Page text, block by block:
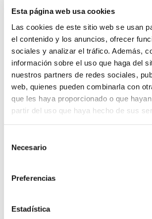
Esta página web usa cookies
Las cookies de este sitio web se usan
el contenido y los anuncios, ofrecer
sociales y analizar el tráfico. Además,
información sobre el uso que haga del
nuestros partners de redes sociales,
web, quienes pueden combinarla con
que les haya proporcionado o que
partir del uso que haya hecho de sus
Necesario
Preferencias
Estadística
Modificación
de la Tasa por
Agua Potable y
tarifas año 2025
4 noviembre, 2024
Aprobación inicial
del Servicio de
Agua Potable de
Abastecimiento